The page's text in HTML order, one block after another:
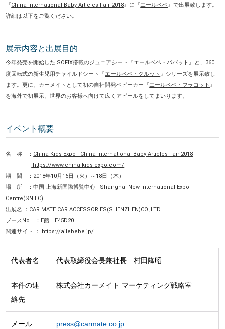
『China International Baby Articles Fair 2018』に『エールベベ』で出展致します。
詳細は以下をご覧ください。
展示内容と出展目的
今年発売を開始したISOFIX搭載のジュニアシート『エールベベ・パパット 』と、360
度回転式の新生児用チャイルドシート『エールベベ・クルット 』シリーズを展示致し
ます。更に、カーメイトとして初の自社開発ベビーカー『エールベベ・フラコット 』
を海外で初展示、世界のお客様へ向けて広くアピールをしてまいります。
イベント概要
名 称 ： China Kids Expo - China International Baby Articles Fair 2018
https://www.china-kids-expo.com/
期 間 ：2018年10月16日（火）～18日（木）
場 所 ：中国 上海新国際博覧中心 - Shanghai New International Expo
Centre(SNIEC)
出展名 ：CAR MATE CAR ACCESSORIES(SHENZHEN)CO.,LTD
ブースNo ：E館 E45D20
関連サイト ：
https://ailebebe.jp/
代表者名 代表取締役会長兼社長 村田隆昭
本件の連
絡先
株式会社カーメイト マーケティング戦略室
メール
press@carmate.co.jp